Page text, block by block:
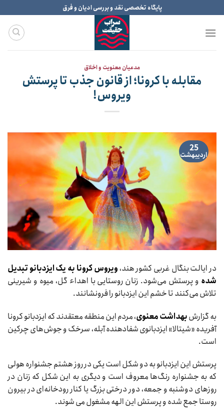
to
content
پایگاه تخصصی نقد و بررسی ادیان و فرق
مدعیان معنویت و اخلاق
مقابله با کرونا؛ از قانون جذب تا پرستش
ویروس!
25
اردیبهشت
در ایالت بنگال غربی کشور هند، ویروس کرونا به یک ایزدبانو تبدیل
شده و پرستش می‌شود. زنان روستایی با اهداء گل، میوه و شیرینی
تلاش می‌کنند تا خشم این ایزدبانو را فرونشانند.
به گزارشبهداشت معنوی، مردم این منطقه معتقدند که ایزدبانو کرونا
آفریده «شیتالا» ایزدبانوی شفادهنده آبله، سرخک و جوش‌های چرکین
است.
پرستش این ایزدبانو به دو شکل است یکی در روز هشتم جشنواره هولی
که به جشنواره رنگ‌ها معروف است و دیگری به این شکل که زنان در
روزهای دوشنبه و جمعه، دور درختی بزرگ یا کنار رودخانه‌ای در بیرون
روستا جمع شده و پرستش این الهه مشغول می شوند.